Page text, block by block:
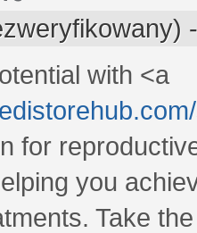
with <a
for
you
Take